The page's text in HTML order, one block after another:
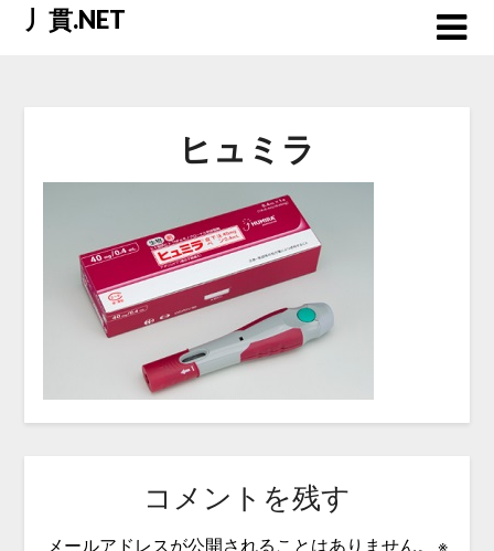
Skip丿貫.NET
ヒュミラ
コメントを残す
メールアドレスが公開されることはありません。
※